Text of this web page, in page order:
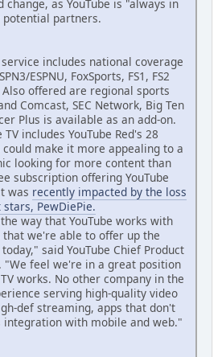
change, as YouTube is "always in
partners.
includes national coverage
ESPNU, FoxSports, FS1, FS2
Also offered are regional sports
Comcast, SEC Network, Big Ten
Plus is available as an add-on.
includes YouTube Red's 28
could make it more appealing to a
looking for more content than
subscription offering YouTube
was recently impacted by the loss
PewDiePie.
way that YouTube works with
we're able to offer up the
said YouTube Chief Product
"We feel we're in a great position
works. No other company in the
serving high-quality video
def streaming, apps that don't
integration with mobile and web."